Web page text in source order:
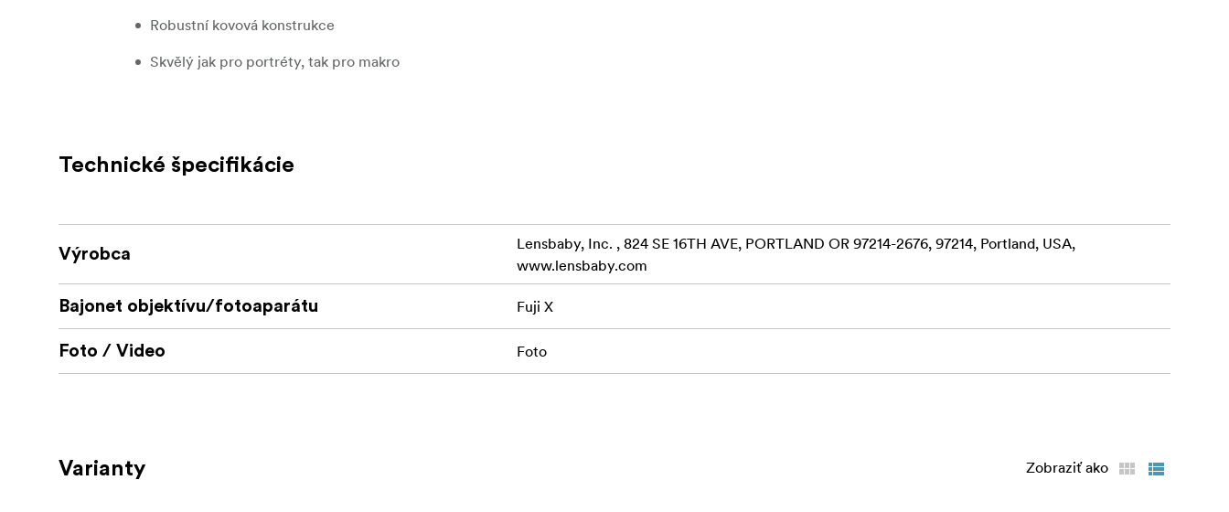
Robustní kovová konstrukce
Skvělý jak pro portréty, tak pro makro
Technické špecifikácie
Výrobca
Lensbaby, Inc. , 824 SE 16TH AVE, PORTLAND OR 97214-2676, 97214, Portland, USA,
www.lensbaby.com
Bajonet objektívu/fotoaparátu Fuji X
Foto / Video Foto
Varianty Zobraziť ako